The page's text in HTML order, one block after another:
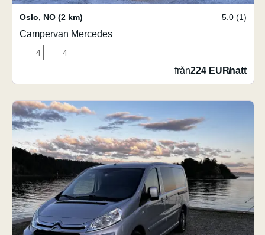
Oslo, NO (2 km) 5.0 (1)
Campervan Mercedes
4 4
från224 EUR/natt